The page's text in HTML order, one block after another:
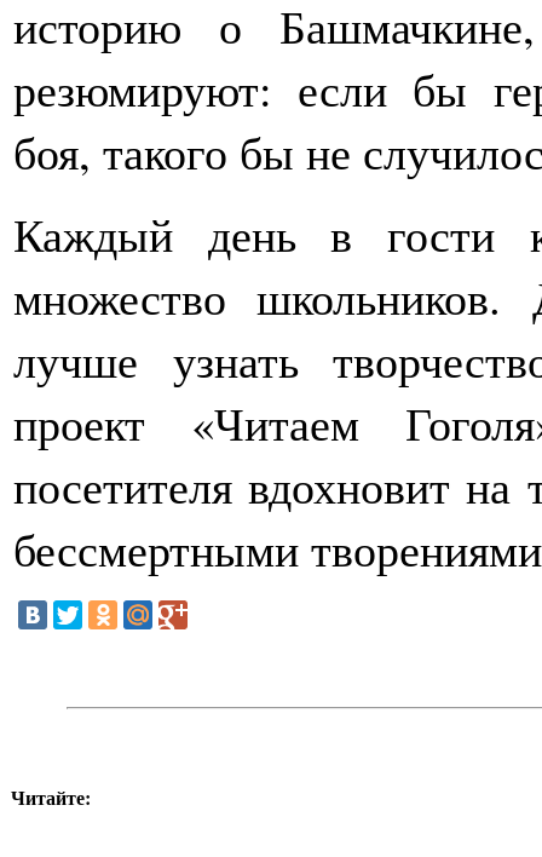
историю о
резюмируют: если бы
боя, такого бы не
Каждый день в гости
множество
лучше узнать
проект «Читаем
посетителя вдохновит
бессмертными
Читайте: